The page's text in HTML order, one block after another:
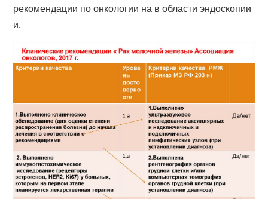
рекомендации по онкологии на в области эндоскопии
и.